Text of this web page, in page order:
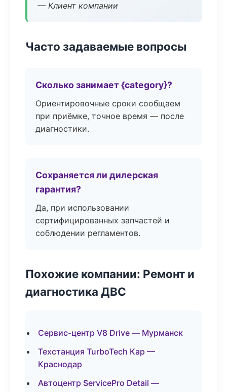
— Клиент компании
Часто задаваемые вопросы
Сколько занимает {category}?
Ориентировочные сроки сообщаем
при приёмке, точное время — после
диагностики.
Сохраняется ли дилерская
гарантия?
Да, при использовании
сертифицированных запчастей и
соблюдении регламентов.
Похожие компании: Ремонт и
диагностика ДВС
Сервис-центр V8 Drive — Мурманск
Техстанция TurboTech Кар —
Краснодар
Автоцентр ServicePro Detail —